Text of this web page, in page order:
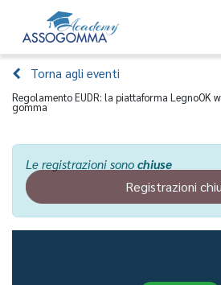
Torna agli eventi
Regolamento EUDR: la piattaforma LegnoOK
gomma
Le registrazioni sono chiuse
Registrazioni